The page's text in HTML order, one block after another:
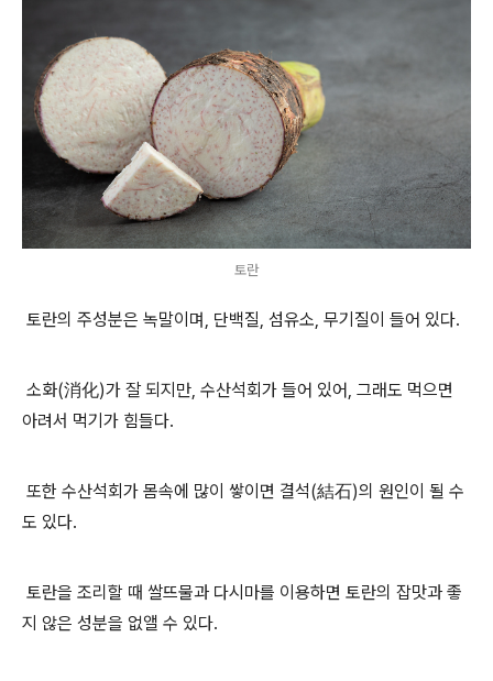
토란
토란의 주성분은 녹말이며, 단백질, 섬유소, 무기질이 들어 있다.
소화(消化)가 잘 되지만, 수산석회가 들어 있어, 그래도 먹으면
아려서 먹기가 힘들다.
또한 수산석회가 몸속에 많이 쌓이면 결석(結石)의 원인이 될 수
도 있다.
토란을 조리할 때 쌀뜨물과 다시마를 이용하면 토란의 잡맛과 좋
지 않은 성분을 없앨 수 있다.